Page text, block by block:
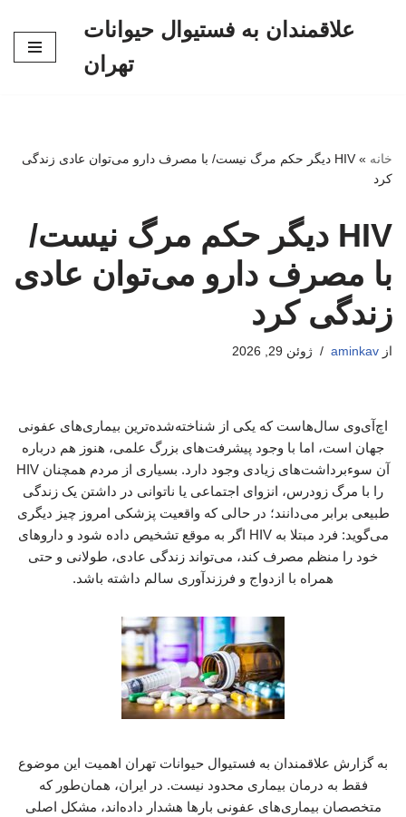
علاقمندان به فستیوال حیوانات
تهران
خانه »
HIV دیگر حکم مرگ نیست/ با مصرف دارو می‌توان عادی زندگی
کرد
HIV دیگر حکم مرگ نیست/
با مصرف دارو می‌توان عادی
زندگی کرد
از aminkav ژوئن 29, 2026
اچ‌آی‌وی سال‌هاست که یکی از شناخته‌شده‌ترین بیماری‌های عفونی
جهان است، اما با وجود پیشرفت‌های بزرگ علمی، هنوز هم درباره
آن سوءبرداشت‌های زیادی وجود دارد. بسیاری از مردم همچنان HIV
را با مرگ زودرس، انزوای اجتماعی یا ناتوانی در داشتن یک زندگی
طبیعی برابر می‌دانند؛ در حالی که واقعیت پزشکی امروز چیز دیگری
می‌گوید: فرد مبتلا به HIV اگر به موقع تشخیص داده شود و داروهای
خود را منظم مصرف کند، می‌تواند زندگی عادی، طولانی و حتی
همراه با ازدواج و فرزندآوری سالم داشته باشد.
به گزارش علاقمندان به فستیوال حیوانات تهران اهمیت این موضوع
فقط به درمان بیماری محدود نیست. در ایران، همان‌طور که
متخصصان بیماری‌های عفونی بارها هشدار داده‌اند، مشکل اصلی